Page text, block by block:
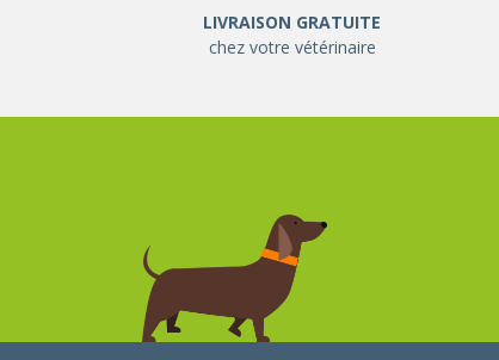
LIVRAISON GRATUITE
chez votre vétérinaire